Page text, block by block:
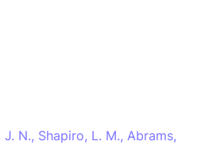
N., Shapiro, L. M., Abrams,